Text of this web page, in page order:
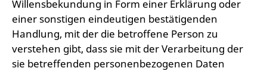
Willensbekundung in Form einer Erklärung oder
einer sonstigen eindeutigen bestätigenden
Handlung, mit der die betroffene Person zu
verstehen gibt, dass sie mit der Verarbeitung der
sie betreffenden personenbezogenen Daten